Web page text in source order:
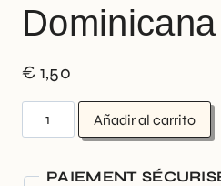
Dominicana
€ 1,50
Añadir al carrito
PAIEMENT